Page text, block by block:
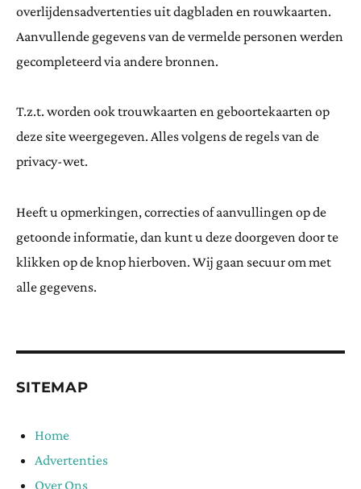
overlijdensadvertenties uit dagbladen en rouwkaarten.
Aanvullende gegevens van de vermelde personen werden
gecompleteerd via andere bronnen.
T.z.t. worden ook trouwkaarten en geboortekaarten op
deze site weergegeven. Alles volgens de regels van de
privacy-wet.
Heeft u opmerkingen, correcties of aanvullingen op de
getoonde informatie, dan kunt u deze doorgeven door te
klikken op de knop hierboven. Wij gaan secuur om met
alle gegevens.
SITEMAP
Home
Advertenties
Over Ons